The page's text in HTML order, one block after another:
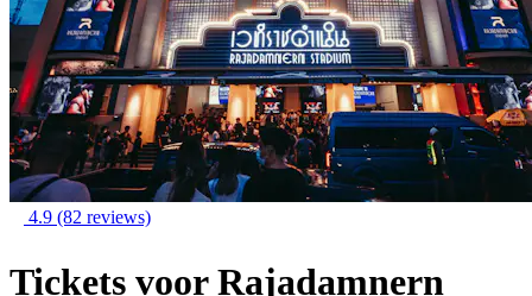
4.9 (82 reviews)
Tickets voor Rajadamnern